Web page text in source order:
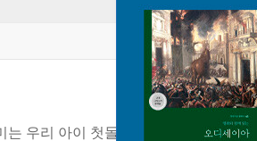
는 우리 아이 첫돌북